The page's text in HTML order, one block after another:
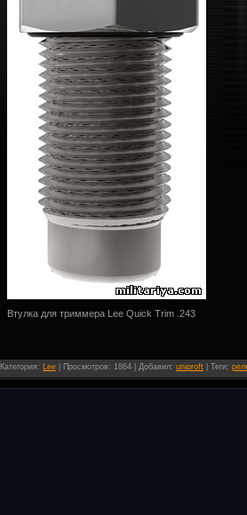
Втулка для триммера Lee Quick Trim .243
Категория: Lee Просмотров: 1864 | Добавил: uniproft Теги: